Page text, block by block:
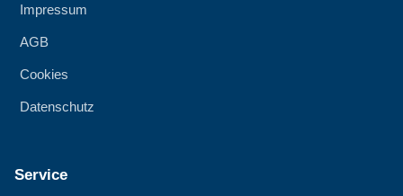
Impressum
AGB
Cookies
Datenschutz
Service